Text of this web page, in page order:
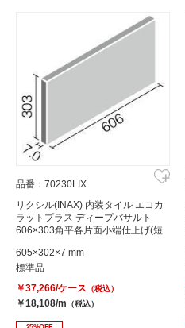
品番：70230LIX
リクシル(INAX) 内装タイル エコカ
ラットプラス ディープバサルト
606×303角平各片面小端仕上げ(短
605×302×7 mm
標準品
￥37,266/ケース （税込）
￥18,108/m （税込）